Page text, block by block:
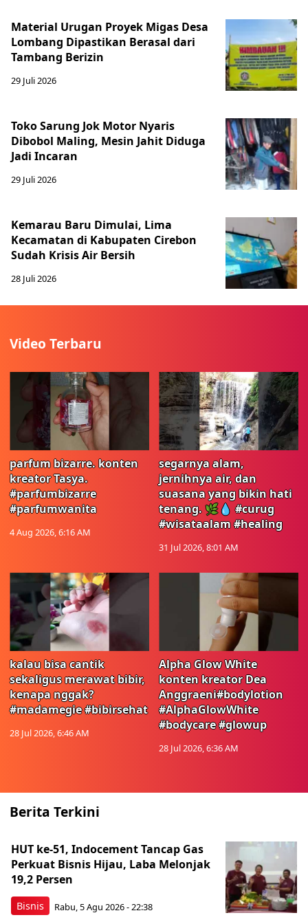
Material Urugan Proyek Migas Desa
Lombang Dipastikan Berasal dari
Tambang Berizin
29 Juli 2026
Toko Sarung Jok Motor Nyaris
Dibobol Maling, Mesin Jahit Diduga
Jadi Incaran
29 Juli 2026
Kemarau Baru Dimulai, Lima
Kecamatan di Kabupaten Cirebon
Sudah Krisis Air Bersih
28 Juli 2026
Video Terbaru
parfum bizarre. konten
kreator Tasya.
#parfumbizarre
#parfumwanita
4 Aug 2026, 6:16 AM
segarnya alam,
jernihnya air, dan
suasana yang bikin hati
tenang. 🌿💧 #curug
#wisataalam #healing
31 Jul 2026, 8:01 AM
kalau bisa cantik
sekaligus merawat bibir,
kenapa nggak?
#madamegie #bibirsehat
28 Jul 2026, 6:46 AM
Alpha Glow White
konten kreator Dea
Anggraeni#bodylotion
#AlphaGlowWhite
#bodycare #glowup
28 Jul 2026, 6:36 AM
Berita Terkini
Bisnis
HUT ke-51, Indocement Tancap Gas
Perkuat Bisnis Hijau, Laba Melonjak
19,2 Persen
Rabu, 5 Agu 2026 - 22:38